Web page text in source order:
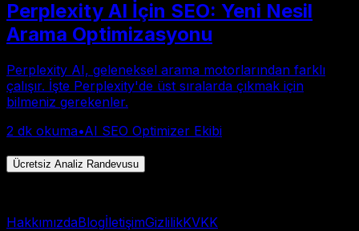
Perplexity AI İçin SEO: Yeni Nesil
Arama Optimizasyonu
Perplexity AI, geleneksel arama motorlarından farklı
çalışır. İşte Perplexity'de üst sıralarda çıkmak için
bilmeniz gerekenler.
2 dk okuma•AI SEO Optimizer Ekibi
Ücretsiz Analiz Randevusu
HakkımızdaBlogİletişimGizlilikKVKK